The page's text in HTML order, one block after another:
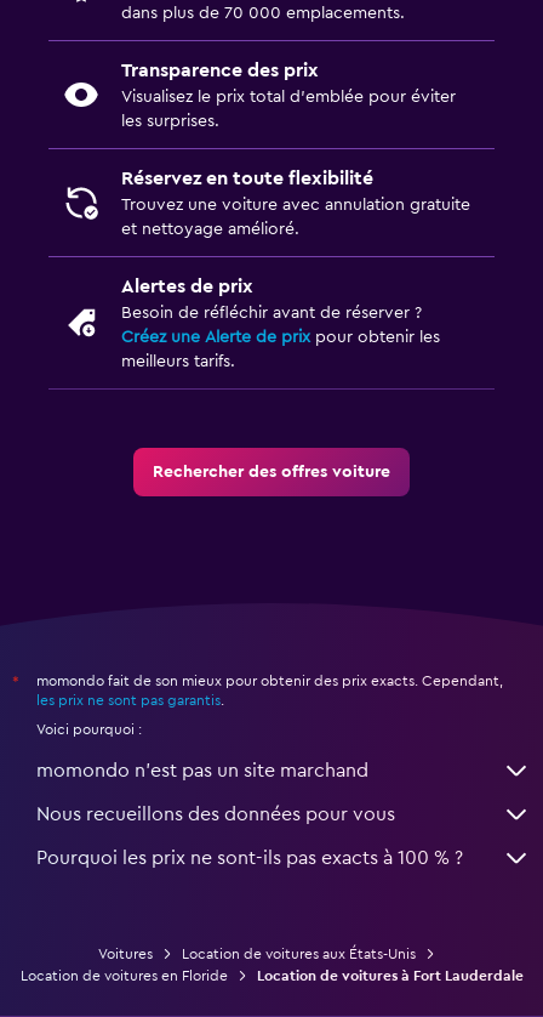
dans plus de 70 000 emplacements.
Transparence des prix
Visualisez le prix total d’emblée pour éviter
les surprises.
Réservez en toute flexibilité
Trouvez une voiture avec annulation gratuite
et nettoyage amélioré.
Alertes de prix
Besoin de réfléchir avant de réserver ?
Créez une Alerte de prixpour obtenir les
meilleurs tarifs.
Rechercher des offres voiture
*
momondo fait de son mieux pour obtenir des prix exacts. Cependant,
les prix ne sont pas garantis
Voici pourquoi :
momondo n'est pas un site marchand
Nous recueillons des données pour vous
Pourquoi les prix ne sont-ils pas exacts à 100 % ?
Voitures
Location de voitures aux États-Unis
Location de voitures en Floride
Location de voitures à Fort Lauderdale